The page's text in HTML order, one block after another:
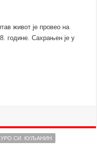
живот је провео на
године. Сахрањен је у
СИ. КУЉАНИН